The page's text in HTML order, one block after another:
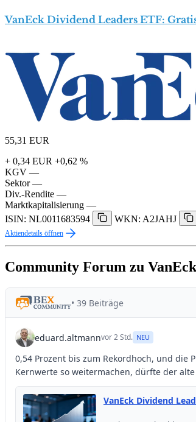
VanEck Dividend Leaders ETF:
55,31 EUR
+ 0,34 EUR +0,62 %
KGV —
Sektor —
Div.-Rendite —
Marktkapitalisierung —
ISIN: NL0011683594
WKN: A2JAHJ
Aktiendetails öffnen
Community Forum zu